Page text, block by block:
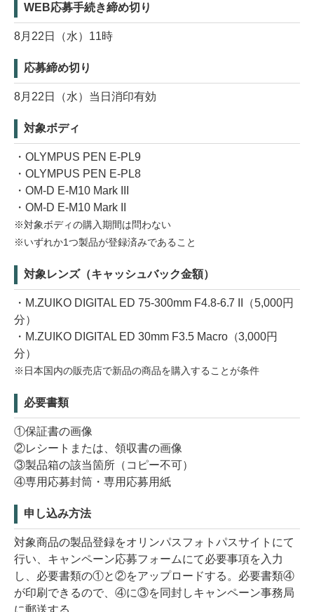
WEB応募手続き締め切り
8月22日（水）11時
応募締め切り
8月22日（水）当日消印有効
対象ボディ
・OLYMPUS PEN E-PL9
・OLYMPUS PEN E-PL8
・OM-D E-M10 Mark III
・OM-D E-M10 Mark II
※対象ボディの購入期間は問わない
※いずれか1つ製品が登録済みであること
対象レンズ（キャッシュバック金額）
・M.ZUIKO DIGITAL ED 75-300mm F4.8-6.7 II（5,000円
分）
・M.ZUIKO DIGITAL ED 30mm F3.5 Macro（3,000円
分）
※日本国内の販売店で新品の商品を購入することが条件
必要書類
①保証書の画像
②レシートまたは、領収書の画像
③製品箱の該当箇所（コピー不可）
④専用応募封筒・専用応募用紙
申し込み方法
対象商品の製品登録をオリンパスフォトパスサイトにて
行い、キャンペーン応募フォームにて必要事項を入力
し、必要書類の①と②をアップロードする。必要書類④
が印刷できるので、④に③を同封しキャンペーン事務局
に郵送する。